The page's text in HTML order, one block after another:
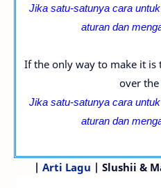
Jika satu-satunya cara
aturan dan
If the only way to make it is
over
Jika satu-satunya cara
aturan dan
| Arti Lagu | Slushii &